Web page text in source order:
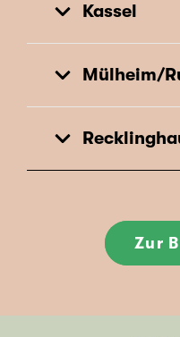
Kassel
Mülheim/
Zur